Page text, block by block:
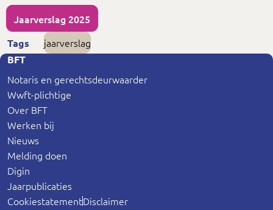
Jaarverslag 2025
Tags jaarverslag
BFT
Notaris en gerechtsdeurwaarder
Wwft-plichtige
Over BFT
Werken bij
Nieuws
Melding doen
Digin
Jaarpublicaties
CookiestatementDisclaimer